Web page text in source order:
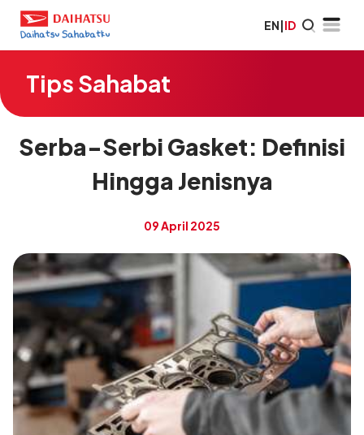
EN|ID
Tips Sahabat
Serba-Serbi Gasket: Definisi
Hingga Jenisnya
09 April 2025